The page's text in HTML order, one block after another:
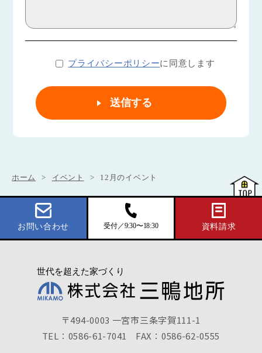
プライバシーポリシーに同意します
ホーム イベント 12月のイベント
お問い合わせ 受付／9:30〜18:30 資料請求
〒494-0003 一宮市三条字賀111-1
TEL：0586-61-7041
FAX：0586-62-0555